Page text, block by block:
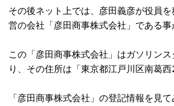
その後ネット上では、彦田義彦が役員
営の会社「彦田商事株式会社」である事
この「彦田商事株式会社」はガソリン
り、その住所は「東京都江戸川区南葛西
「彦田商事株式会社」の登記情報を見